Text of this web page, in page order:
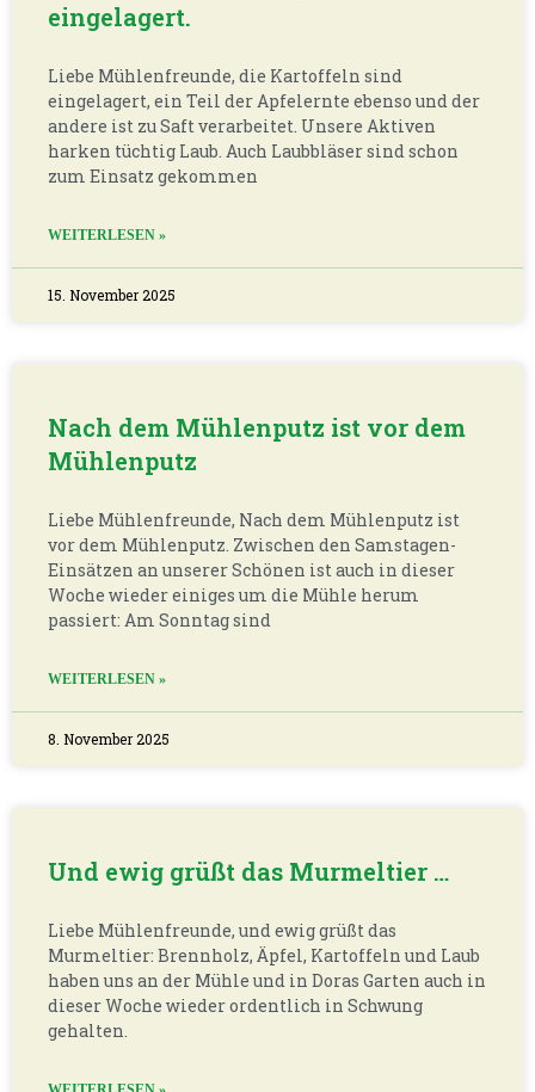
eingelagert.
Liebe Mühlenfreunde, die Kartoffeln sind
eingelagert, ein Teil der Apfelernte ebenso und der
andere ist zu Saft verarbeitet. Unsere Aktiven
harken tüchtig Laub. Auch Laubbläser sind schon
zum Einsatz gekommen
WEITERLESEN »
15. November 2025
Nach dem Mühlenputz ist vor dem
Mühlenputz
Liebe Mühlenfreunde, Nach dem Mühlenputz ist
vor dem Mühlenputz. Zwischen den Samstagen-
Einsätzen an unserer Schönen ist auch in dieser
Woche wieder einiges um die Mühle herum
passiert: Am Sonntag sind
WEITERLESEN »
8. November 2025
Und ewig grüßt das Murmeltier …
Liebe Mühlenfreunde, und ewig grüßt das
Murmeltier: Brennholz, Äpfel, Kartoffeln und Laub
haben uns an der Mühle und in Doras Garten auch in
dieser Woche wieder ordentlich in Schwung
gehalten.